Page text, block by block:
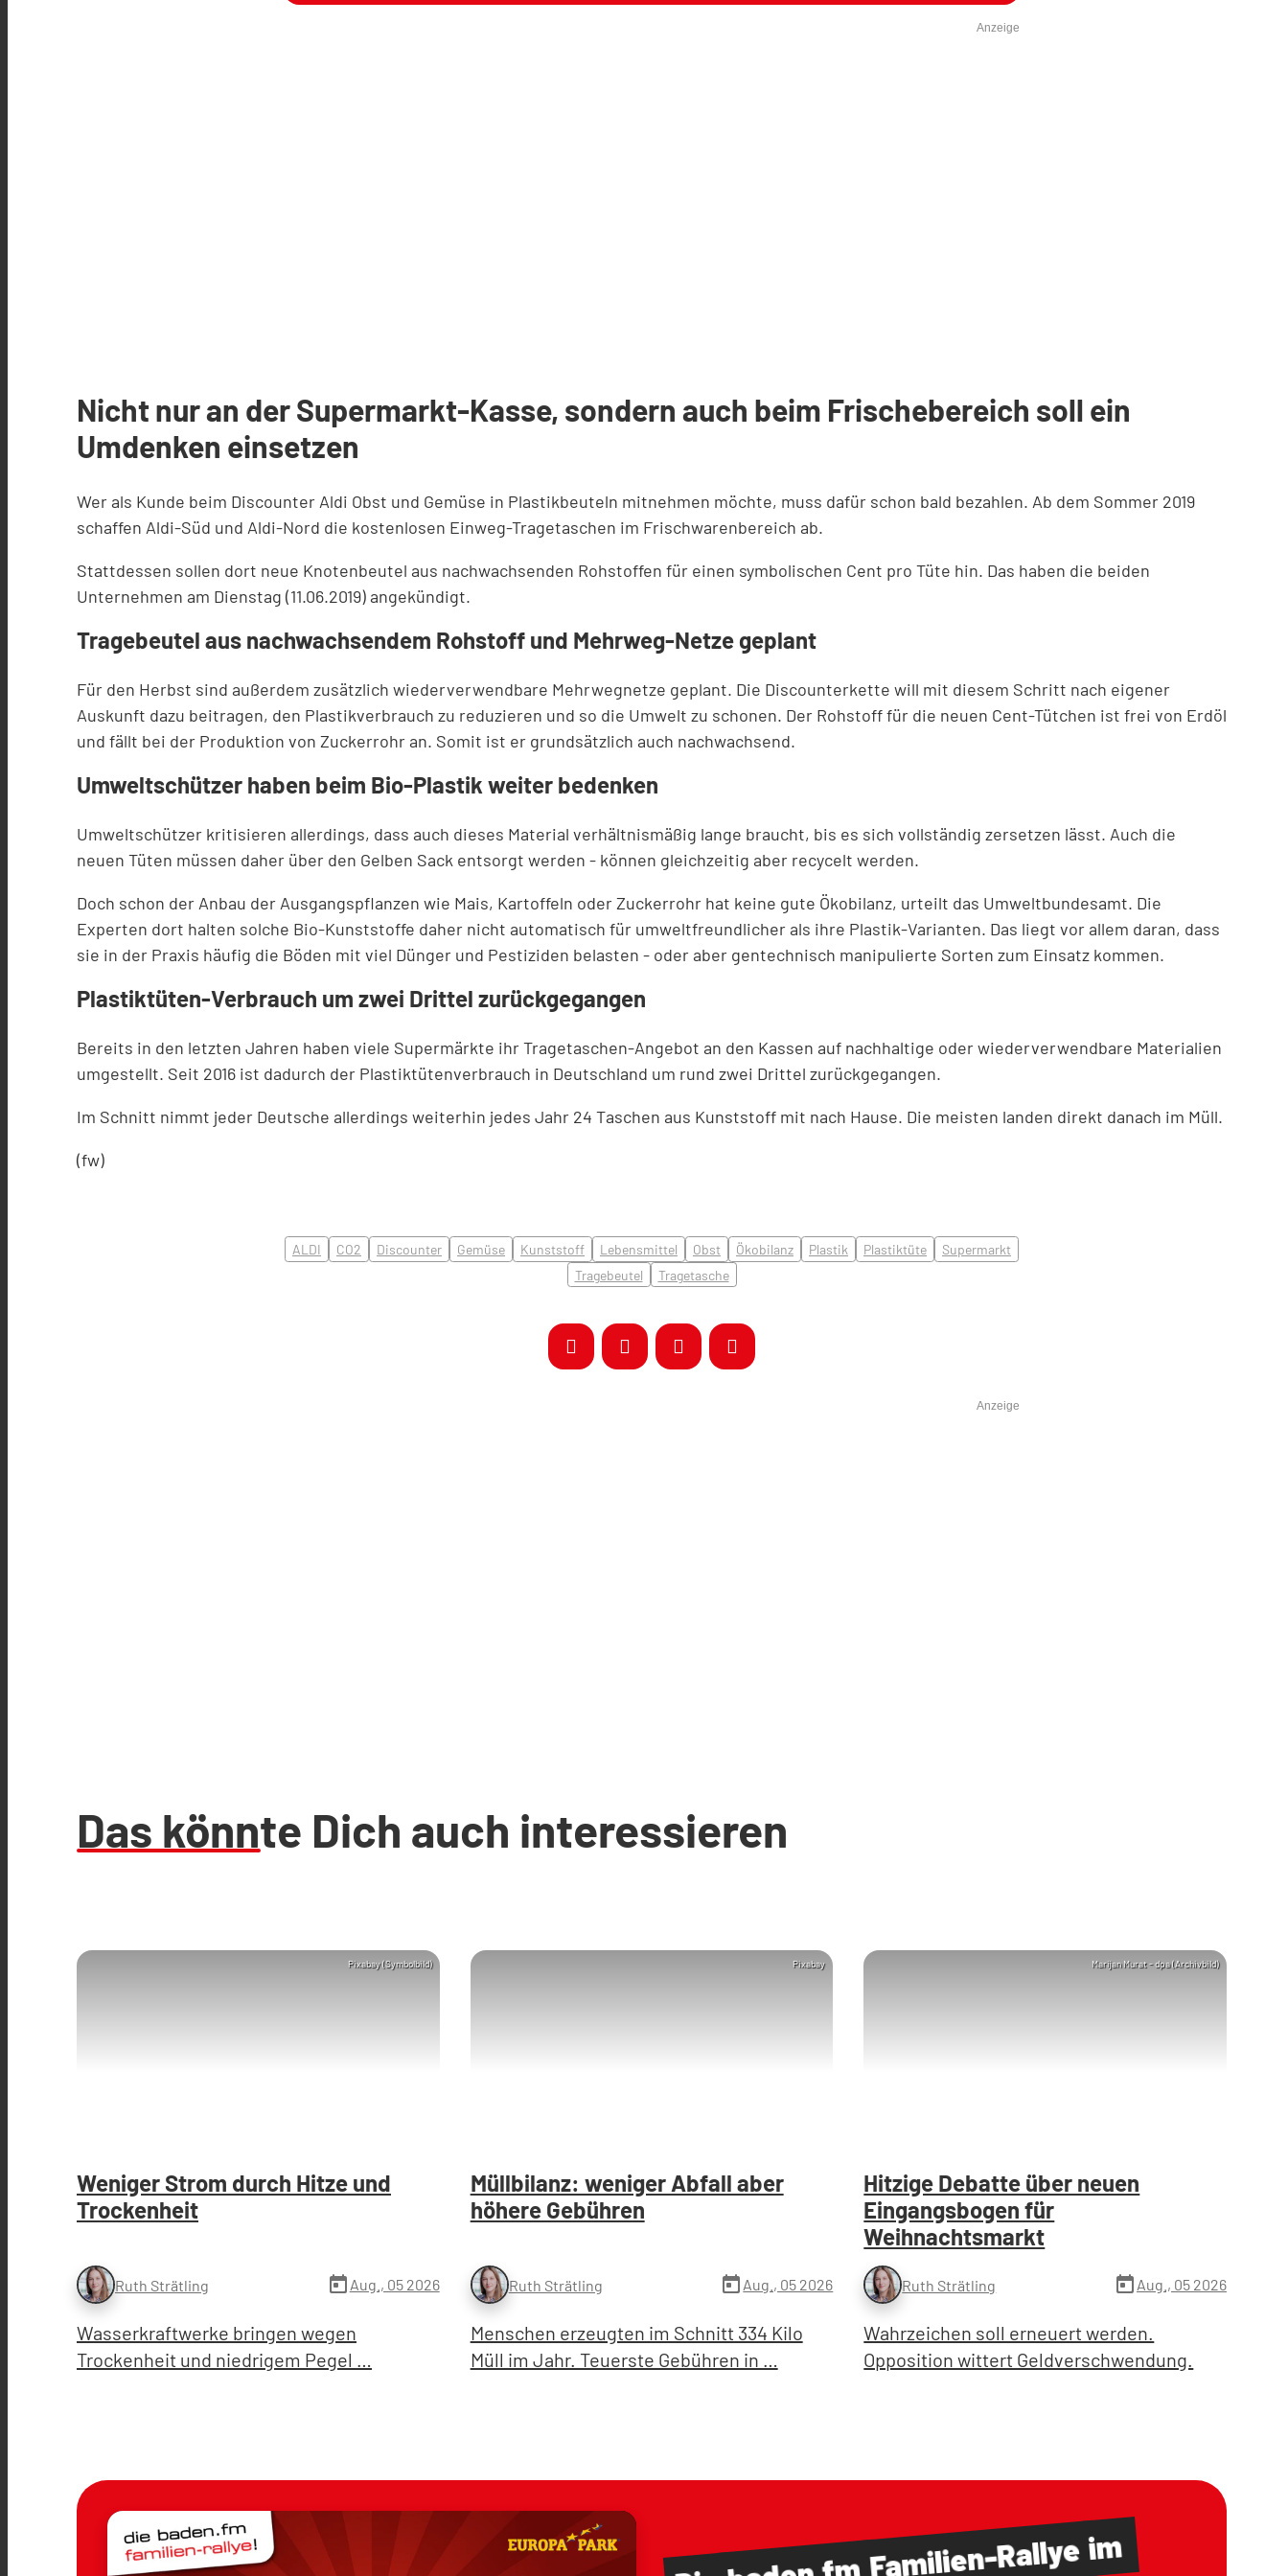
Anzeige
Nicht nur an der Supermarkt-Kasse, sondern auch beim Frischebereich soll ein
Umdenken einsetzen
Wer als Kunde beim Discounter Aldi Obst und Gemüse in Plastikbeuteln mitnehmen möchte, muss dafür schon bald bezahlen. Ab dem Sommer 2019
schaffen Aldi-Süd und Aldi-Nord die kostenlosen Einweg-Tragetaschen im Frischwarenbereich ab.
Stattdessen sollen dort neue Knotenbeutel aus nachwachsenden Rohstoffen für einen symbolischen Cent pro Tüte hin. Das haben die beiden
Unternehmen am Dienstag (11.06.2019) angekündigt.
Tragebeutel aus nachwachsendem Rohstoff und Mehrweg-Netze geplant
Für den Herbst sind außerdem zusätzlich wiederverwendbare Mehrwegnetze geplant. Die Discounterkette will mit diesem Schritt nach eigener
Auskunft dazu beitragen, den Plastikverbrauch zu reduzieren und so die Umwelt zu schonen. Der Rohstoff für die neuen Cent-Tütchen ist frei von Erdöl
und fällt bei der Produktion von Zuckerrohr an. Somit ist er grundsätzlich auch nachwachsend.
Umweltschützer haben beim Bio-Plastik weiter bedenken
Umweltschützer kritisieren allerdings, dass auch dieses Material verhältnismäßig lange braucht, bis es sich vollständig zersetzen lässt. Auch die
neuen Tüten müssen daher über den Gelben Sack entsorgt werden - können gleichzeitig aber recycelt werden.
Doch schon der Anbau der Ausgangspflanzen wie Mais, Kartoffeln oder Zuckerrohr hat keine gute Ökobilanz, urteilt das Umweltbundesamt. Die
Experten dort halten solche Bio-Kunststoffe daher nicht automatisch für umweltfreundlicher als ihre Plastik-Varianten. Das liegt vor allem daran, dass
sie in der Praxis häufig die Böden mit viel Dünger und Pestiziden belasten - oder aber gentechnisch manipulierte Sorten zum Einsatz kommen.
Plastiktüten-Verbrauch um zwei Drittel zurückgegangen
Bereits in den letzten Jahren haben viele Supermärkte ihr Tragetaschen-Angebot an den Kassen auf nachhaltige oder wiederverwendbare Materialien
umgestellt. Seit 2016 ist dadurch der Plastiktütenverbrauch in Deutschland um rund zwei Drittel zurückgegangen.
Im Schnitt nimmt jeder Deutsche allerdings weiterhin jedes Jahr 24 Taschen aus Kunststoff mit nach Hause. Die meisten landen direkt danach im Müll.
(fw)
ALDI CO2 Discounter Gemüse Kunststoff Lebensmittel Obst Ökobilanz Plastik Plastiktüte
Supermarkt
Tragebeutel
Tragetasche
Anzeige
Das könnte Dich auch interessieren
Pixabay (Symbolbild)
Weniger Strom durch Hitze und
Trockenheit
Ruth Strätling today Aug., 05 2026
Wasserkraftwerke bringen wegen
Trockenheit und niedrigem Pegel …
Pixabay
Müllbilanz: weniger Abfall aber
höhere Gebühren
Ruth Strätling todayAug., 05 2026
Menschen erzeugten im Schnitt 334 Kilo
Müll im Jahr. Teuerste Gebühren in …
Marijan Murat - dpa (Archivbild)
Hitzige Debatte über neuen
Eingangsbogen für
Weihnachtsmarkt
Ruth Strätling today Aug., 05 2026
Wahrzeichen soll erneuert werden.
Opposition wittert Geldverschwendung.
Familien-Rallyeim